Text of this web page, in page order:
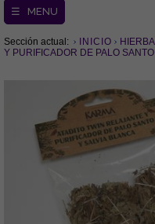
☰ MENU
Sección actual: INICIO
Y PURIFICADOR DE PALO